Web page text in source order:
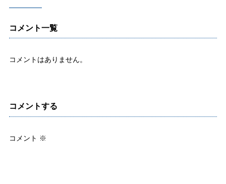
コメント一覧
コメントはありません。
コメントする
コメント ※